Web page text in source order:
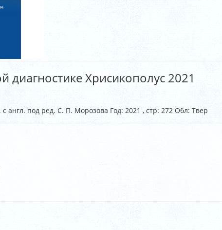
диагностике Хрисикополус 2021
англ. под ред. С. П. Морозова Год: 2021 , стр: 272 Обл: Твер